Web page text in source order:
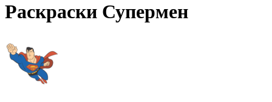
Раскраски Супермен